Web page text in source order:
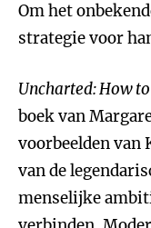
Om het
strategie voor
Uncharted:How
boek van
voorbeelden van
van de
menselijke